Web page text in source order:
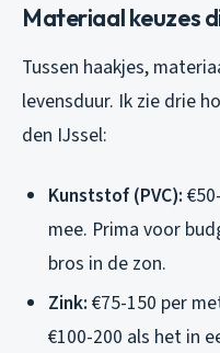
Materiaal keuzes
Tussen haakjes,
levensduur. Ik zie drie
den IJssel:
Kunststof (PVC):
mee. Prima voor
bros in de zon.
Zink: €75-150 per
€100-200 als het in